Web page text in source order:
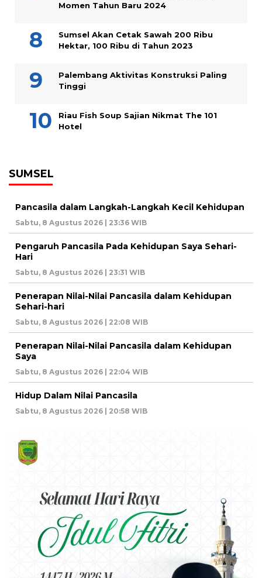
Momen Tahun Baru 2024
Sumsel Akan Cetak Sawah 200 Ribu
Hektar, 100 Ribu di Tahun 2023
Palembang Aktivitas Konstruksi Paling
Tinggi
Riau Fish Soup Sajian Nikmat The 101
Hotel
SUMSEL
Pancasila dalam Langkah-Langkah Kecil Kehidupan
Sabtu, 8 Agustus 2026 | 23:36 WIB
Pengaruh Pancasila Pada Kehidupan Saya Sehari-
Hari
Sabtu, 8 Agustus 2026 | 23:31 WIB
Penerapan Nilai-Nilai Pancasila dalam Kehidupan
Sehari-hari
Sabtu, 8 Agustus 2026 | 22:08 WIB
Penerapan Nilai-Nilai Pancasila dalam Kehidupan
Saya
Sabtu, 8 Agustus 2026 | 22:04 WIB
Hidup Dalam Nilai Pancasila
Sabtu, 8 Agustus 2026 | 20:58 WIB